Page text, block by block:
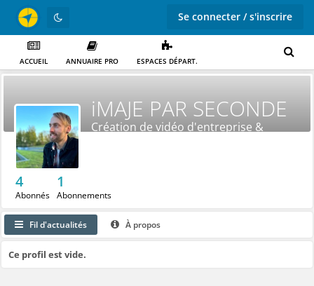
Se connecter / s'inscrire
ACCUEIL ANNUAIRE PRO ESPACES DÉPART.
iMAJE PAR SECONDE
Création de vidéo d'entreprise &
4
Abonnés
1
Abonnements
Fil d'actualités À propos
Ce profil est vide.